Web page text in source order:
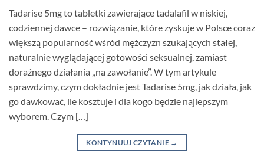
Tadarise 5mg to tabletki zawierające tadalafil w niskiej,
codziennej dawce – rozwiązanie, które zyskuje w Polsce coraz
większą popularność wśród mężczyzn szukających stałej,
naturalnie wyglądającej gotowości seksualnej, zamiast
doraźnego działania „na zawołanie”. W tym artykule
sprawdzimy, czym dokładnie jest Tadarise 5mg, jak działa, jak
go dawkować, ile kosztuje i dla kogo będzie najlepszym
wyborem. Czym […]
KONTYNUUJ CZYTANIE →